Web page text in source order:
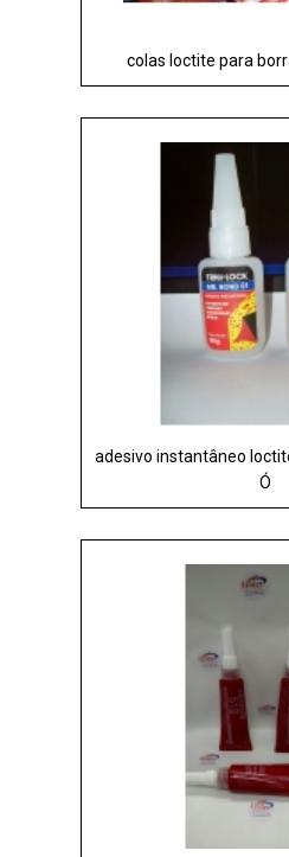
colas loctite para
adesivo instantâneo
Ó